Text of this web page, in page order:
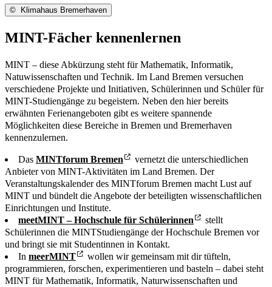
© Klimahaus Bremerhaven
MINT-Fächer kennenlernen
MINT – diese Abkürzung steht für Mathematik, Informatik,
Natuwissenschaften und Technik. Im Land Bremen versuchen
verschiedene Projekte und Initiativen, Schülerinnen und Schüler für
MINT-Studiengänge zu begeistern. Neben den hier bereits
erwähnten Ferienangeboten gibt es weitere spannende
Möglichkeiten diese Bereiche in Bremen und Bremerhaven
kennenzulernen.
Das MINTforum Bremen
vernetzt die unterschiedlichen
Anbieter von MINT-Aktivitäten im Land Bremen. Der
Veranstaltungskalender des MINTforum Bremen macht Lust auf
MINT und bündelt die Angebote der beteiligten wissenschaftlichen
Einrichtungen und Institute.
meetMINT – Hochschule für Schülerinnen
stellt
Schülerinnen die MINTStudiengänge der Hochschule Bremen vor
und bringt sie mit Studentinnen in Kontakt.
In meerMINT
wollen wir gemeinsam mit dir tüfteln,
programmieren, forschen, experimentieren und basteln – dabei steht
MINT für Mathematik, Informatik, Naturwissenschaften und